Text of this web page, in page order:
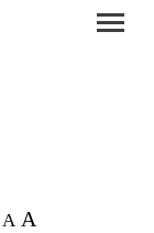
A A